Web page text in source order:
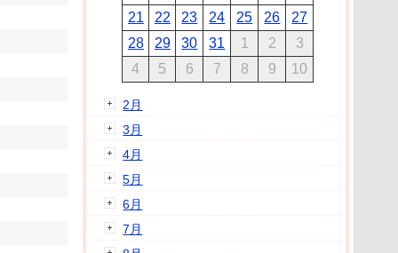
21
22 23 24 25 26
27
28
29 30 31 1 2
3
4
5 6 7 8 9 10
2月
3月
4月
5月
6月
7月